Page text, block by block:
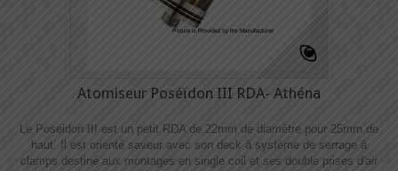
Atomiseur Poséïdon III RDA- Athéna
Le Poseidon III est un petit RDA de 22mm de diamètre pour 25mm de
haut. Il est orienté saveur avec son deck à système de serrage à
clamps destiné aux montages en single coil et ses double prises d'air